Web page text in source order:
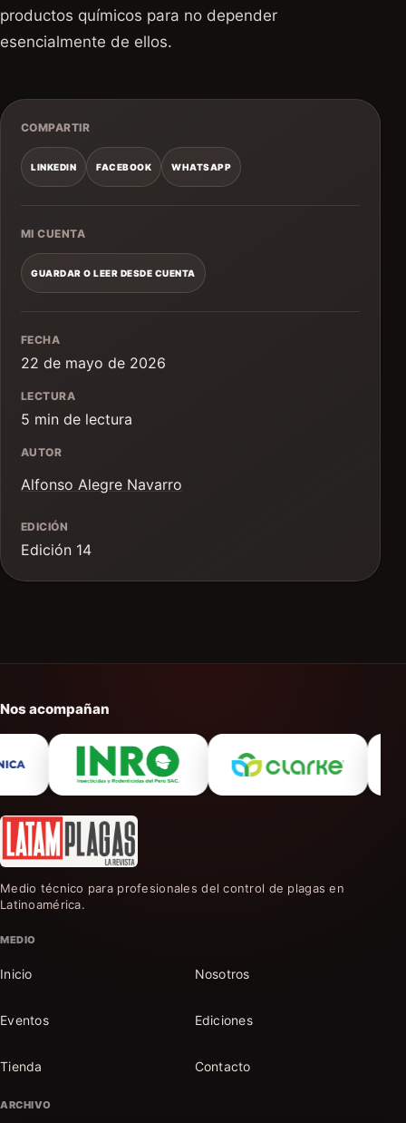
productos químicos para no depender
esencialmente de ellos.
COMPARTIR
LINKEDIN FACEBOOK WHATSAPP
MI CUENTA
GUARDAR O LEER DESDE CUENTA
FECHA
22 de mayo de 2026
LECTURA
5 min de lectura
AUTOR
Alfonso Alegre Navarro
EDICIÓN
Edición 14
Nos acompañan
Medio técnico para profesionales del control de plagas en
Latinoamérica.
MEDIO
Inicio Nosotros
Eventos Ediciones
Tienda Contacto
ARCHIVO